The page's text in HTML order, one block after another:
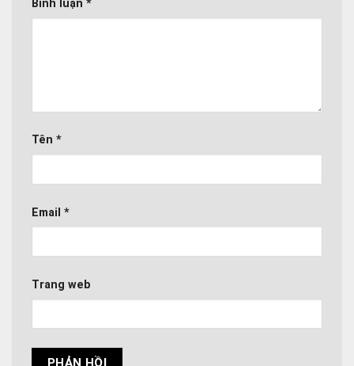
Bình luận *
Tên *
Email *
Trang web